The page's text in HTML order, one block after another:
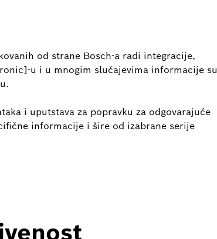
od strane Bosch-a radi integracije,
u i u mnogim slučajevima informacije su
i uputstava za popravku za odgovarajuće
informacije i šire od izabrane serije